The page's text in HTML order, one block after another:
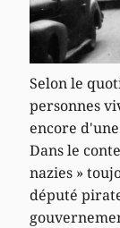
Selon le
personnes
encore
Dans le
nazies »
député